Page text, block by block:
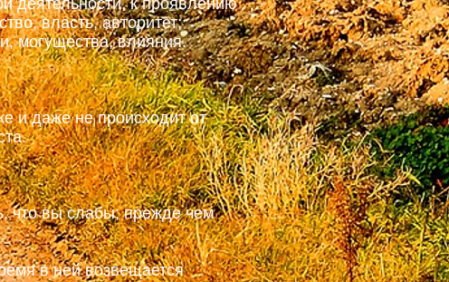
деятельности, к проявлению
власть, авторитет;
могущества, влияния.
и даже не происходит от
что вы слабы; прежде чем
в ней возвещается